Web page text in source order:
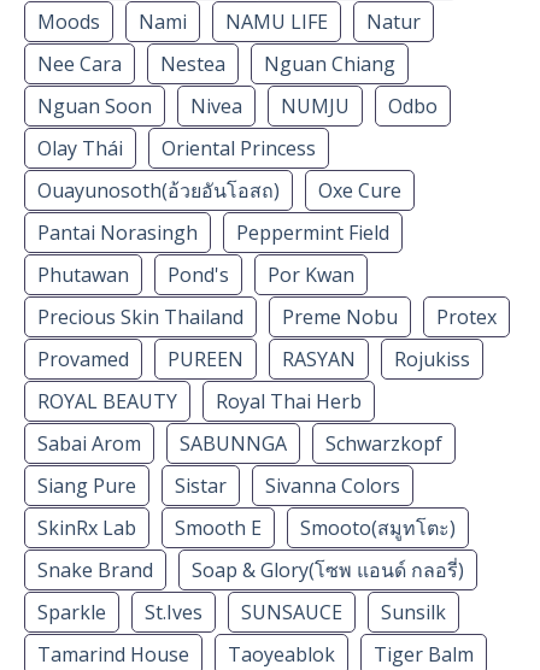
Moods
Nami NAMU LIFE
Natur
Nee Cara
Nestea
Nguan Chiang
Nguan Soon
Nivea NUMJU
Odbo
Olay Thái
Oriental Princess
Ouayunosoth(อ้วยอันโอสถ)
Oxe Cure
Pantai Norasingh
Peppermint Field
Phutawan
Pond's
Por Kwan
Precious Skin Thailand
Preme Nobu
Protex
Provamed
PUREEN RASYAN
Rojukiss
ROYAL BEAUTY
Royal Thai Herb
Sabai Arom
SABUNNGA
Schwarzkopf
Siang Pure
Sistar
Sivanna Colors
SkinRx Lab
Smooth E
Smooto(สมูทโตะ)
Snake Brand
Soap & Glory(โซพ แอนด์ กลอรี่)
Sparkle
St.Ives SUNSAUCE
Sunsilk
Tamarind House
Taoyeablok
Tiger Balm